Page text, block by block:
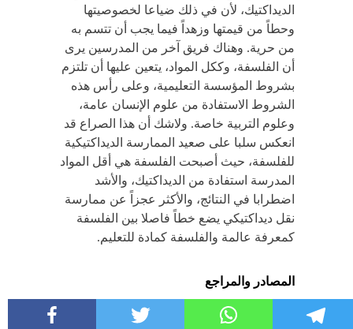
الديداكتيك، لأن في ذلك ضياعا لخصوصيتها
وحطاً من قيمتها وزهداً فيما يجب أن تتسم به
من حرية. وهناك فريق آخر من المدرسين يرى
أن الفلسفة، وككل المواد، يتعين عليها أن تلتزم
بشروط المؤسسة التعليمية، وعلى رأس هذه
الشروط الاستفادة من علوم الإنسان عامة،
وعلوم التربية خاصة. ولاشك أن هذا الصراع قد
انعكس سلبا على صعيد الممارسة الديداكتيكية
للفلسفة، حيث أصبحت الفلسفة هي أقل المواد
المدرسة استفادة من الديداكتيك، والأشد
اضطرابا في النتائج، والأكثر عجزاً عن ممارسة
نقل ديداكتيكي يضع خطاً فاصلا بين الفلسفة
كمعرفة عالمة والفلسفة كمادة للتعليم.
المصادر والمراجع
المراجع باللغة العربية: